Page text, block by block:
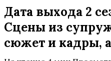
Дата выхода 2
Сцены из
сюжет и кадры,